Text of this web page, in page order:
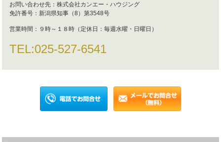
お問い合わせ先： 株式会社カンエー・ハウジング
免許番号： 新潟県知事（8）第3548号
営業時間： ９時～１８時（定休日：毎週水曜・日曜日）
TEL:025-527-6541